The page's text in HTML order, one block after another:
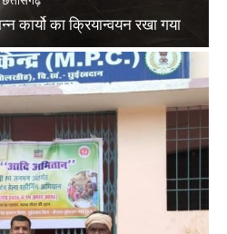
कार्यो का क्रियान्वयन रखा गया